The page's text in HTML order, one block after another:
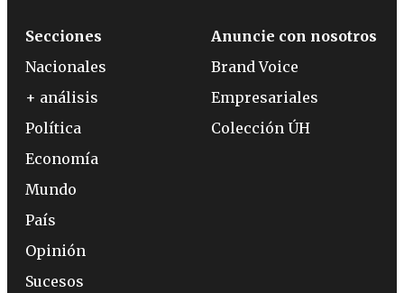
Secciones
Nacionales
+ análisis
Política
Economía
Mundo
País
Opinión
Sucesos
Anuncie con nosotros
Brand Voice
Empresariales
Colección ÚH